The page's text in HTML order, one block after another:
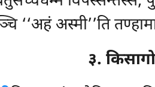
‘‘अहं अस्मी’’ति
३.